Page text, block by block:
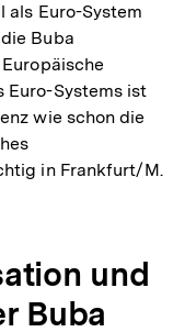
als Euro-System
Buba
Euro-Systems ist
wie schon die
in Frankfurt/M.
und
Buba